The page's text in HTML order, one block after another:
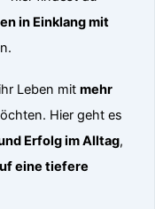
in Einklang mit
Leben mitmehr
Hier geht es
Erfolg im Alltag,
eine tiefere